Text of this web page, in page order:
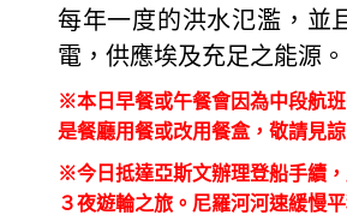
每年一度的洪水氾濫，並
電，供應埃及充足之能源。
※本日早餐或午餐會因為中段航
是餐廳用餐或改用餐盒，敬請見諒
※今日抵達亞斯文辦理登船手續
３夜遊輪之旅。尼羅河河速緩慢